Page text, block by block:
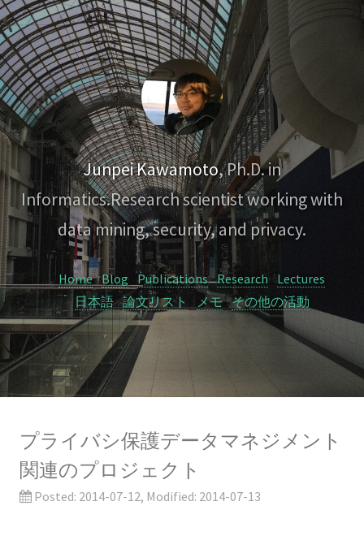
Junpei Kawamoto, Ph.D. in
Informatics.Research scientist working with
data mining, security, and privacy.
Home Blog Publications Research
Lectures
日本語 論文リスト メモ その他の活動
プライバシ保護データマネジメント
関連のプロジェクト
Posted: 2014-07-12, Modified: 2014-07-13